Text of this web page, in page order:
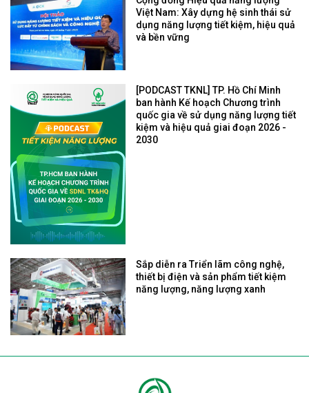
Việt Nam: Xây dựng hệ sinh thái sử
dụng năng lượng tiết kiệm, hiệu quả
và bền vững
[PODCAST TKNL] TP. Hồ Chí Minh
ban hành Kế hoạch Chương trình
quốc gia về sử dụng năng lượng tiết
kiệm và hiệu quả giai đoạn 2026 -
2030
Sắp diễn ra Triển lãm công nghệ,
thiết bị điện và sản phẩm tiết kiệm
năng lượng, năng lượng xanh